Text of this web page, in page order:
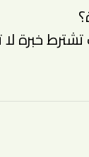
خبرة